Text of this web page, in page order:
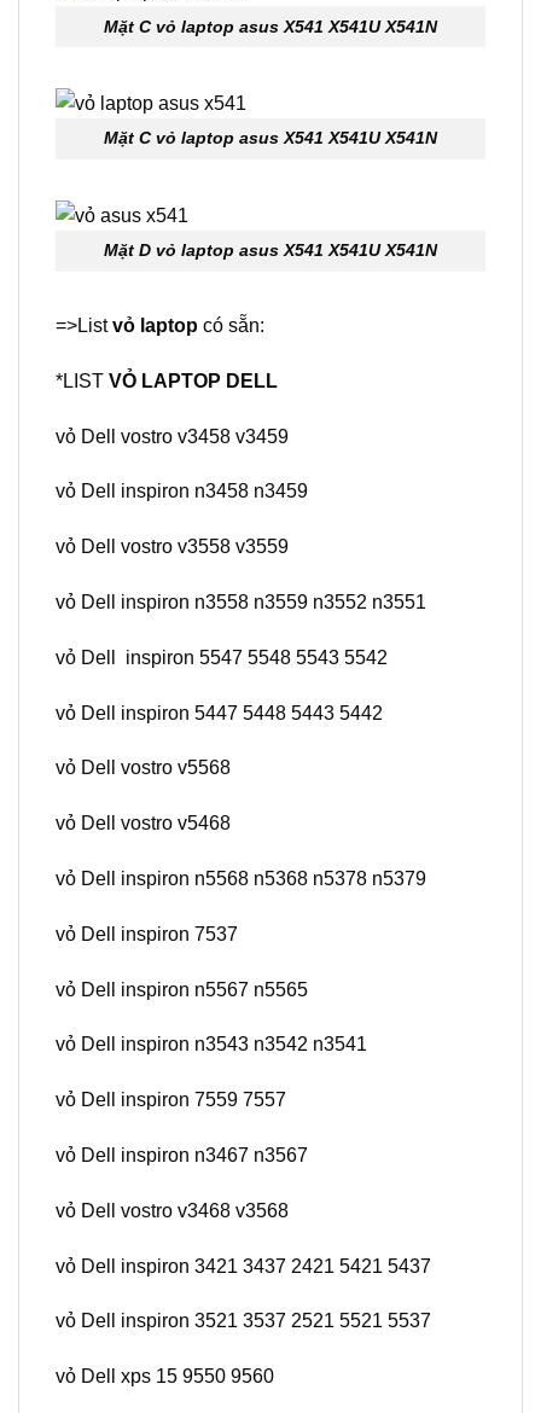
Mặt C vỏ laptop asus X541 X541U X541N
Mặt C vỏ laptop asus X541 X541U X541N
Mặt D vỏ laptop asus X541 X541U X541N
=>Listvỏ laptop có sẵn:
*LIST VỎ LAPTOP DELL
vỏ Dell vostro v3458 v3459
vỏ Dell inspiron n3458 n3459
vỏ Dell vostro v3558 v3559
vỏ Dell inspiron n3558 n3559 n3552 n3551
vỏ Dell inspiron 5547 5548 5543 5542
vỏ Dell inspiron 5447 5448 5443 5442
vỏ Dell vostro v5568
vỏ Dell vostro v5468
vỏ Dell inspiron n5568 n5368 n5378 n5379
vỏ Dell inspiron 7537
vỏ Dell inspiron n5567 n5565
vỏ Dell inspiron n3543 n3542 n3541
vỏ Dell inspiron 7559 7557
vỏ Dell inspiron n3467 n3567
vỏ Dell vostro v3468 v3568
vỏ Dell inspiron 3421 3437 2421 5421 5437
vỏ Dell inspiron 3521 3537 2521 5521 5537
vỏ Dell xps 15 9550 9560